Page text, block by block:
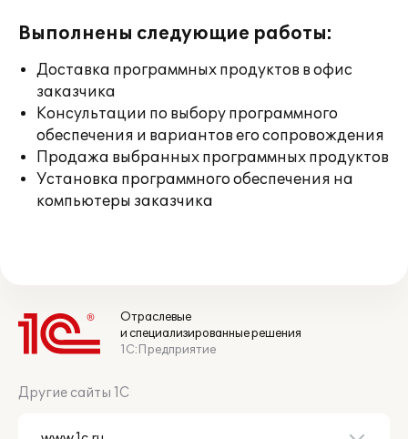
Выполнены следующие работы:
Доставка программных продуктов в офис
заказчика
Консультации по выбору программного
обеспечения и вариантов его сопровождения
Продажа выбранных программных продуктов
Установка программного обеспечения на
компьютеры заказчика
Отраслевые
и специализированные решения
1С:Предприятие
Другие сайты 1С